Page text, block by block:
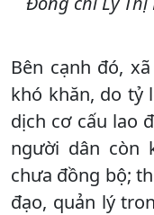
Bên cạnh đó,
khó khăn, do tỷ
dịch cơ cấu lao
người dân còn
chưa đồng bộ;
đạo, quản lý